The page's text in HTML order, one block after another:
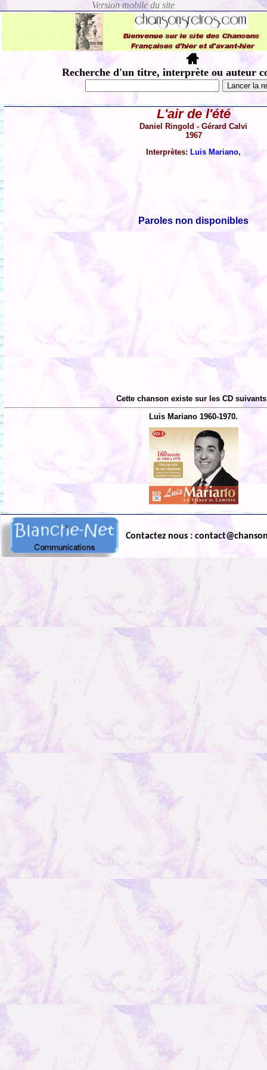
Recherche d'un titre, interprète ou auteur
L'air de l'été
Daniel Ringold - Gérard Calvi
1967
Interprètes: Luis Mariano,
Paroles non disponibles
Cette chanson existe sur les CD
Luis Mariano 1960-1970.
Contactez nous :